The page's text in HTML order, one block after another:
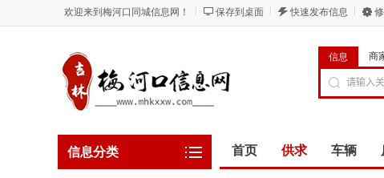
欢迎来到梅河口同城信息网！ 保存到桌面 快速发布信息
信息 商
信息分类 首页 供求 车辆